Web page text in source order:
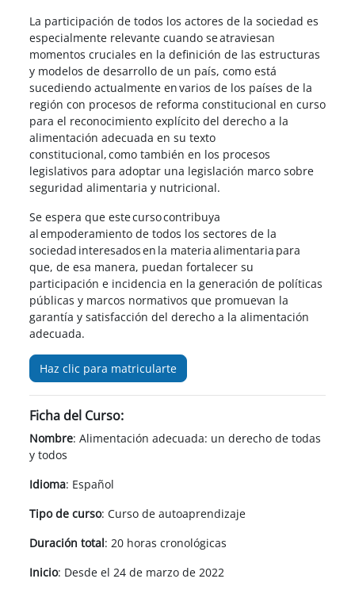
La participación de todos los actores de la sociedad es
especialmente relevante cuando se atraviesan
momentos cruciales en la definición de las estructuras
y modelos de desarrollo de un país, como está
sucediendo actualmente en varios de los países de la
región con procesos de reforma constitucional en curso
para el reconocimiento explícito del derecho a la
alimentación adecuada en su texto
constitucional, como también en los procesos
legislativos para adoptar una legislación marco sobre
seguridad alimentaria y nutricional.
Se espera que este curso contribuya
al empoderamiento de todos los sectores de la
sociedad interesados en la materia alimentaria para
que, de esa manera, puedan fortalecer su
participación e incidencia en la generación de políticas
públicas y marcos normativos que promuevan la
garantía y satisfacción del derecho a la alimentación
adecuada.
Haz clic para matricularte
Ficha del Curso:
Nombre: Alimentación adecuada: un derecho de todas
y todos
Idioma: Español
Tipo de curso: Curso de autoaprendizaje
Duración total: 20 horas cronológicas
Inicio: Desde el 24 de marzo de 2022